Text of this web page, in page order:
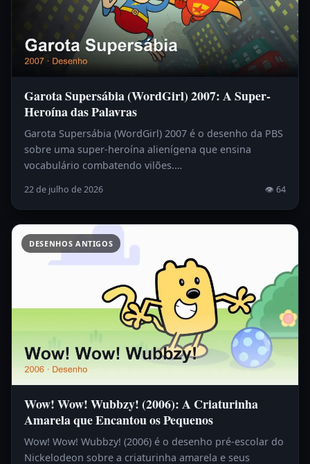
Garota Supersábia (WordGirl) 2007: A Super-
Heroína das Palavras
Garota Supersábia (WordGirl) 2007 é o desenho da PBS
sobre uma super-heroína alienígena que ensina
vocabulário combatendo vilões.…
22 de julho de 2026 👁 64
DESENHOS ANTIGOS
Wow! Wow! Wubbzy! (2006): A Criaturinha
Amarela que Encantou os Pequenos
Wow! Wow! Wubbzy! (2006) é o desenho pré-escolar do
Nickelodeon sobre a criaturinha amarela e seus